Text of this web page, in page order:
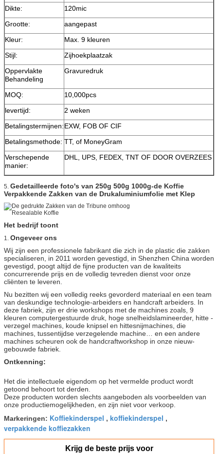
Dikte:
120mic
Grootte:
aangepast
Kleur:
Max. 9 kleuren
Stijl:
Zijhoekplaatzak
Oppervlakte
Behandeling
Gravuredruk
MOQ:
10,000pcs
levertijd:
2 weken
Betalingstermijnen:EXW, FOB OF CIF
Betalingsmethode: TT, of MoneyGram
Verschepende
manier:
DHL, UPS, FEDEX, TNT OF DOOR OVERZEES
5. Gedetailleerde foto's van 250g 500g 1000g-de Koffie
Verpakkende Zakken van de Drukaluminiumfolie met Klep
Het bedrijf toont
1. Ongeveer ons
Wij zijn een professionele fabrikant die zich in de plastic die zakken
specialiseren, in 2011 worden gevestigd, in Shenzhen China worden
gevestigd, poogt altijd de fijne producten van de kwaliteits
concurrerende prijs en de volledig tevreden dienst voor onze
cliënten te leveren.
Nu bezitten wij een volledig reeks gevorderd materiaal en een team
van deskundige technologie-arbeiders en handcraft arbeiders. In
deze fabriek, zijn er drie workshops met de machines zoals, 9
kleuren computergestuurde druk, hoge snelheidslamineerder, hitte -
verzegel machines, koude knipsel en hittesnijmachines, die
machines, tussentijdse verzegelende machine… en een andere
machines scheuren ook de handcraftworkshop in onze nieuw-
gebouwde fabriek.
Ontkenning:
Het die intellectuele eigendom op het vermelde product wordt
getoond behoort tot derden.
Deze producten worden slechts aangeboden als voorbeelden van
onze productiemogelijkheden, en zijn niet voor verkoop.
Markeringen: Koffiekinderspel , koffiekinderspel ,
verpakkende koffiezakken
Krijg de beste prijs voor